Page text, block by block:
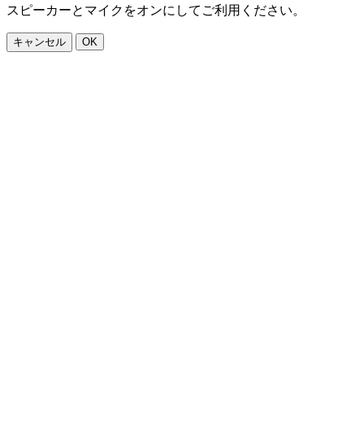
スピーカーとマイクをオンにしてご利用ください。
キャンセル OK